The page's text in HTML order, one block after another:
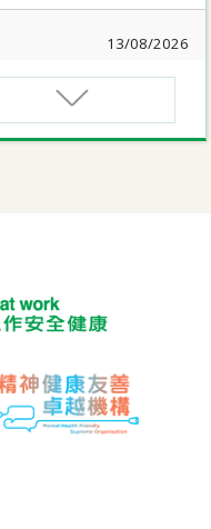
13/08/2026
讲座
17/08/2026
例网上公开讲座
之「拒绝压力爆煲：
上讲座
拾健康由「戒烟」做